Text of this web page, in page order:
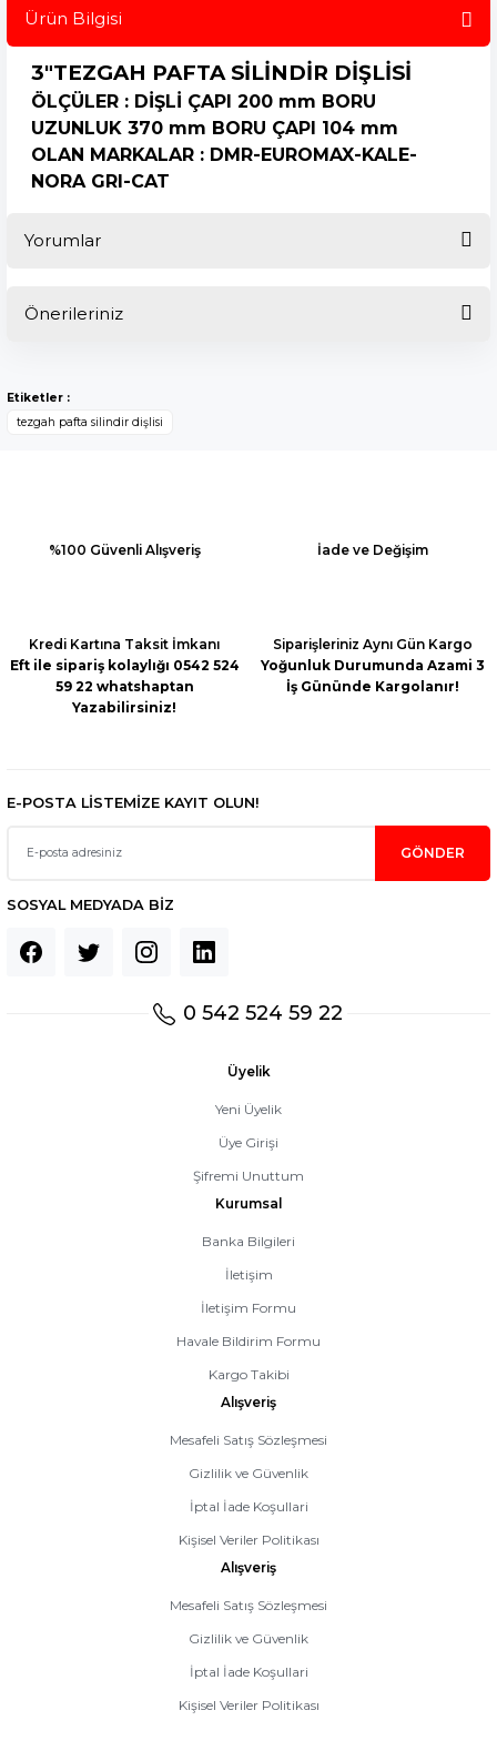
Ürün Bilgisi
3"TEZGAH PAFTA SİLİNDİR DİŞLİSİ
ÖLÇÜLER : DİŞLİ ÇAPI 200 mm BORU
UZUNLUK 370 mm BORU ÇAPI 104 mm
OLAN MARKALAR : DMR-EUROMAX-KALE-
NORA GRI-CAT
Yorumlar
Önerileriniz
kullanarak tarafımıza iletebilirsiniz.
Görüş ve önerileriniz için teşekkür ederiz.
Ürün bilgilerinde hatalar bulunuyor.
Etiketler :
tezgah pafta silindir dişlisi
%100 Güvenli Alışveriş İade ve Değişim
Kredi Kartına Taksit İmkanı
Eft ile sipariş kolaylığı 0542 524
59 22 whatshaptan
Yazabilirsiniz!
Siparişleriniz Aynı Gün Kargo
Yoğunluk Durumunda Azami 3
İş Gününde Kargolanır!
E-POSTA LİSTEMİZE KAYIT OLUN!
GÖNDER
SOSYAL MEDYADA BİZ
0 542 524 59 22
Üyelik
Yeni Üyelik
Üye Girişi
Şifremi Unuttum
Kurumsal
Banka Bilgileri
İletişim
İletişim Formu
Havale Bildirim Formu
Kargo Takibi
Alışveriş
Mesafeli Satış Sözleşmesi
Gizlilik ve Güvenlik
İptal İade Koşullari
Kişisel Veriler Politikası
Alışveriş
Mesafeli Satış Sözleşmesi
Gizlilik ve Güvenlik
İptal İade Koşullari
Kişisel Veriler Politikası